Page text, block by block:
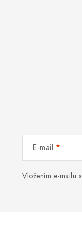
E-mail
Vložením e-mailu